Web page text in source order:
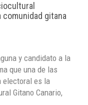
comunidad gitana
y candidato a la
que una de las
electoral es la
Gitano Canario,